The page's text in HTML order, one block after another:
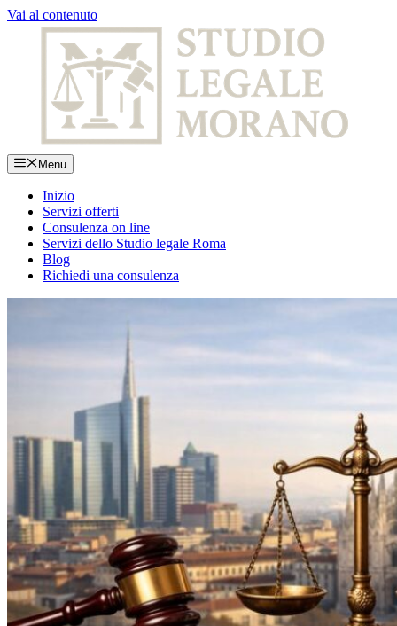
Vai al contenuto
Menu
Inizio
Servizi offerti
Consulenza on line
Servizi dello Studio legale Roma
Blog
Richiedi una consulenza